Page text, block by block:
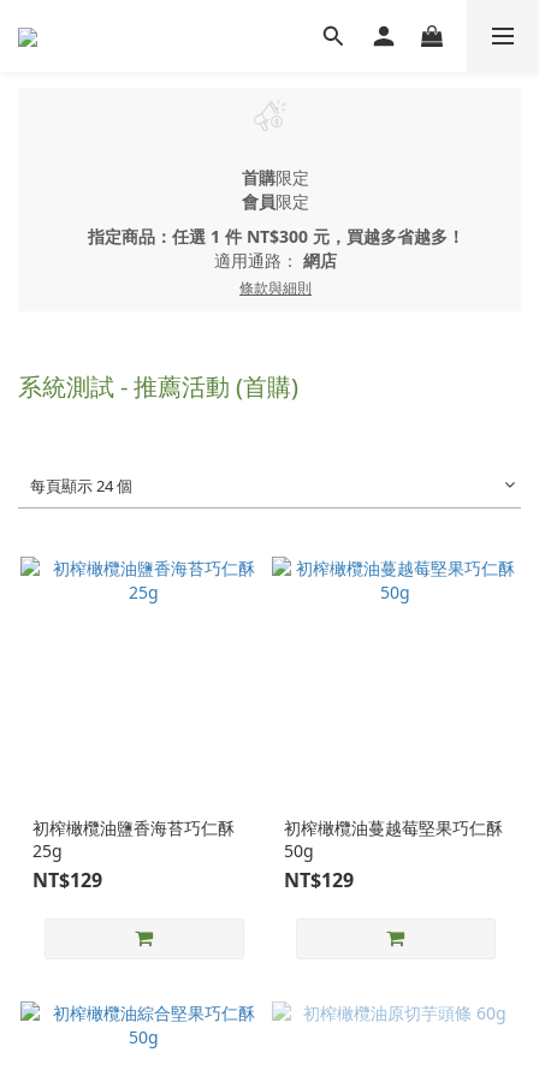
首購限定
會員限定
指定商品：任選 1 件 NT$300 元，買越多省越多！
適用通路： 網店
條款與細則
系統測試 - 推薦活動 (首購)
每頁顯示 24 個
初榨橄欖油鹽香海苔巧仁酥
25g
NT$129
初榨橄欖油蔓越莓堅果巧仁酥
50g
NT$129